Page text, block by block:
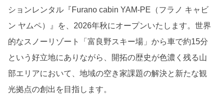
ションレンタル『Furano cabin YAM-PE（フラノ キャビ
ン ヤムペ）』を、2026年秋にオープンいたします。世界
的なスノーリゾート「富良野スキー場」から車で約15分
という好立地にありながら、開拓の歴史が色濃く残る山
部エリアにおいて、地域の空き家課題の解決と新たな観
光拠点の創出を目指します。